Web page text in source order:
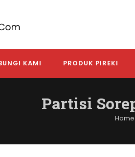
KAMI PRODUK PIREKI
Partisi
Home